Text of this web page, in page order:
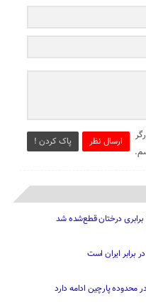
ارسال نظر پاک کردن !
ایران است
محدوده پارچین ادامه دارد